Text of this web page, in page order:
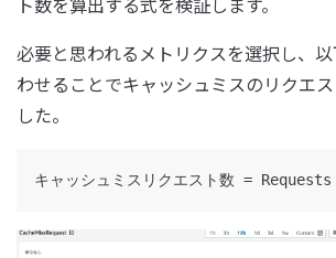
ト数を算出する式を検証します。
必要と思われるメトリクスを選択し、
わせることでキャッシュミスのリクエ
した。